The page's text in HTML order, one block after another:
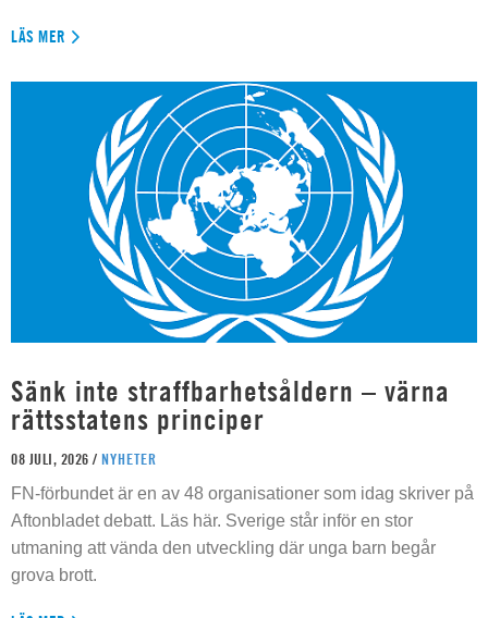
LÄS MER
Sänk inte straffbarhetsåldern – värna
rättsstatens principer
08 JULI, 2026 / NYHETER
FN-förbundet är en av 48 organisationer som idag skriver på
Aftonbladet debatt. Läs här. Sverige står inför en stor
utmaning att vända den utveckling där unga barn begår
grova brott.